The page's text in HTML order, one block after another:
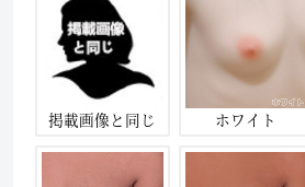
掲載画像と同じ ホワイト